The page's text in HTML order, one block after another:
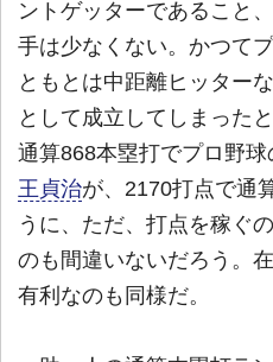
ントゲッターであること
手は少なくない。かつて
ともとは中距離ヒッター
として成立してしまった
通算868本塁打でプロ野
王貞治が、2170打点で通
うに、ただ、打点を稼ぐ
のも間違いないだろう。
有利なのも同様だ。